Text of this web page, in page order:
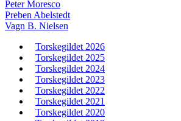
Peter Moresco
Preben Abelstedt
Vagn B. Nielsen
Torskegildet 2026
Torskegildet 2025
Torskegildet 2024
Torskegildet 2023
Torskegildet 2022
Torskegildet 2021
Torskegildet 2020